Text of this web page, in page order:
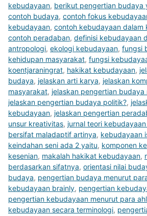
kebudayaan, berikut pengertian budaya
contoh budaya, contoh fokus
kebudayaan, contoh kebudayaan dalam
contoh peradaban, definisi kebudayaan
antropologi, ekologi kebudayaan, fungsi
kehidupan masyarakat, fungsi
koentjaraningrat, hakikat kebudayaan,
budaya, jelaskan arti karya, jelaskan
masyarakat, jelaskan pengertian budaya
jelaskan pengertian budaya politik?,
kebudayaan, jelaskan pengertian
unsur kreativitas, jurnal teori
bersifat maladaptif artinya, kebudayaan
keindahan seni ada 2 yaitu, komponen
kesenian, makalah hakikat kebudayaan,
berdasarkan sifatnya, orientasi nilai
budaya, pengertian budaya menurut
kebudayaan brainly, pengertian
pengertian kebudayaan menurut para
kebudayaan secara terminologi,